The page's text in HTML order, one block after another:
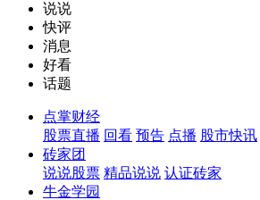
说说
快评
消息
好看
话题
点掌财经
股票直播 回看 预告 点播 股市快讯
砖家团
说说股票 精品说说 认证砖家
牛金学园